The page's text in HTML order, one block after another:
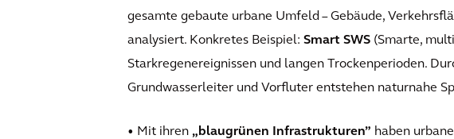
gesamte gebaute urbane Umfeld – Gebäude,
analysiert. Konkretes Beispiel: Smart SWS (Smarte,
Starkregenereignissen und langen Trockenperioden.
Grundwasserleiter und Vorfluter entstehen naturnahe
• Mit ihren „blaugrünen Infrastrukturen” haben